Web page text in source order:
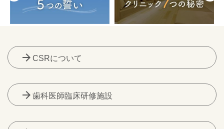
arrow_forward CSRについて
arrow_forward 歯科医師臨床研修施設